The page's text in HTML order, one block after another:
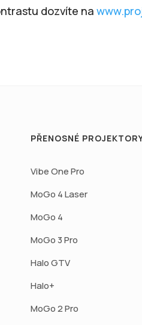
dozvíte na
PŘENOSNÉ
Vibe One Pro
MoGo 4 Laser
MoGo 4
MoGo 3 Pro
Halo GTV
Halo+
MoGo 2 Pro